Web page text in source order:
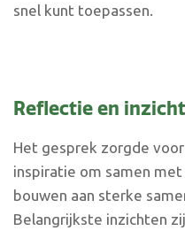
snel kunt toepassen.
Reflectie en
Het gesprek zorgde
inspiratie om samen
bouwen aan sterke
Belangrijkste inzichten